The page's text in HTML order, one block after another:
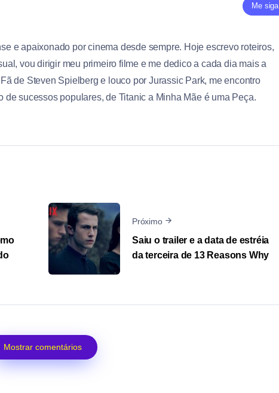
Me siga
e apaixonado por cinema desde sempre. Hoje escrevo roteiros,
vou dirigir meu primeiro filme e me dedico a cada dia mais a
de Steven Spielberg e louco por Jurassic Park, me encontro
de sucessos populares, de Titanic a Minha Mãe é uma Peça.
Próximo
Saiu o trailer e a data de estréia
da terceira de 13 Reasons Why
Mostrar comentários